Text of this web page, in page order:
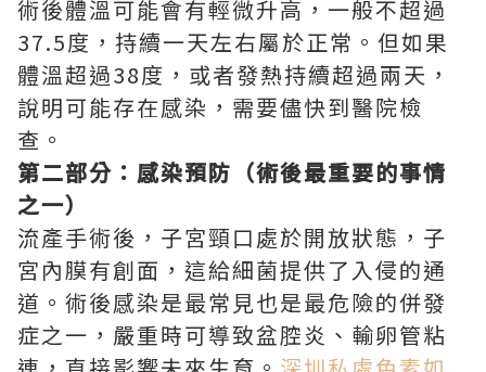
術後體溫可能會有輕微升高，一般不超過
37.5度，持續一天左右屬於正常。但如果
體溫超過38度，或者發熱持續超過兩天，
說明可能存在感染，需要儘快到醫院檢
查。
第二部分：感染預防（術後最重要的事情
之一）
流產手術後，子宮頸口處於開放狀態，子
宮內膜有創面，這給細菌提供了入侵的通
道。術後感染是最常見也是最危險的併發
症之一，嚴重時可導致盆腔炎、輸卵管粘